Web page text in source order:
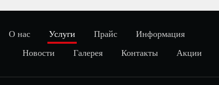
О нас Услуги Прайс
Информация
Новости
Галерея Контакты Акции